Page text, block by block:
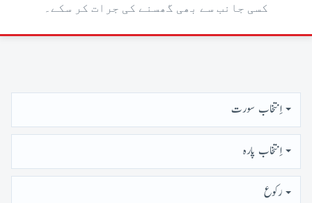
کسی جانب سے بھی گھسنے کی جرات کر سکے۔
اِنتخاب سورت
اِنتخاب پارہ
رُكوع